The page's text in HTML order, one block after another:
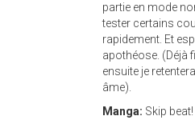
partie en mode
tester certains
rapidement. Et
apothéose. (Déjà
ensuite je
âme).
Manga: Skip beat!